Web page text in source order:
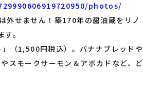
photos/
せません！築170年の醤油蔵をリノ
。
（1,500円税込）。バナナブレッドや
スモークサーモン＆アボカドなど、ど